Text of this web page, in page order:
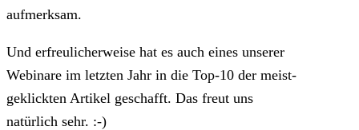
aufmerksam.
Und erfreulicherweise hat es auch eines unserer
Webinare im letzten Jahr in die Top-10 der meist-
geklickten Artikel geschafft. Das freut uns
natürlich sehr. :-)